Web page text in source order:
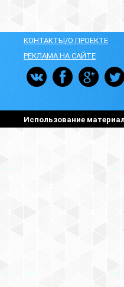
КОНТАКТЫ/О ПРОЕКТЕ
РЕКЛАМА НА САЙТЕ
Использование